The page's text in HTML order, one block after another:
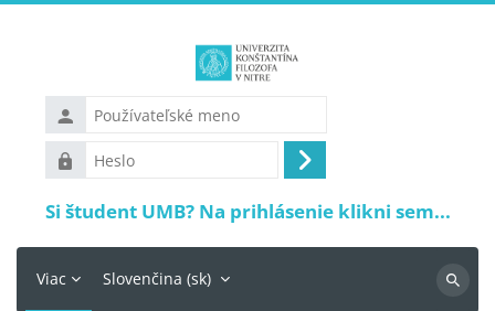
Používateľské
meno
Heslo
Prihlásiť
sa
Si študent UMB? Na prihlásenie klikni sem...
Viac Slovenčina ‎(sk)‎